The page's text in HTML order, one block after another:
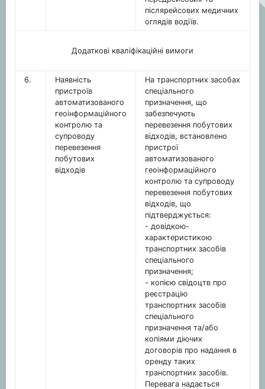
післярейсових медичних
оглядів водіїв.
Додаткові кваліфікаційні вимоги
6.
Наявність
пристроїв
автоматизованого
геоінформаційного
контролю та
супроводу
перевезення
побутових
відходів
На транспортних засобах
спеціального
призначення, що
забезпечують
перевезення побутових
відходів, встановлено
пристрої
автоматизованого
геоінформаційного
контролю та супроводу
перевезення побутових
відходів, що
підтверджується:
- довідкою-
характеристикою
транспортних засобів
спеціального
призначення;
- копією свідоцтв про
реєстрацію
транспортних засобів
спеціального
призначення та/або
копіями діючих
договорів про надання в
оренду таких
транспортних засобів.
Перевага надається